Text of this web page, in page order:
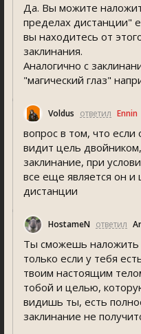
Да. Вы можите
пределах дистанции"
вы находитесь от
заклинания.
Аналогично с
"магический глаз"
Voldu ответил Ennin
вопрос в том, что
видит цель
заклинание, при
все еще является он и
дистанции
HostameN ответил
Ты сможешь наложить
только если у тебя
твоим настоящим
тобой и целью,
видишь ты, есть
заклинание не